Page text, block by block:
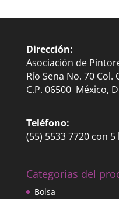
Dirección:
Asociación de
Río Sena No. 70 Col.
C.P. 06500 México,
Teléfono:
(55) 5533 7720 con 5
Categorías del
Bolsa